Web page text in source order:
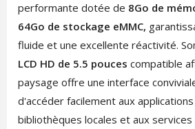
performante dotée de 8Go de
64Go de stockage eMMC,
fluide et une excellente réactivité.
LCD HD de 5.5 pouces compatible
paysage offre une interface
d'accéder facilement aux
bibliothèques locales et aux